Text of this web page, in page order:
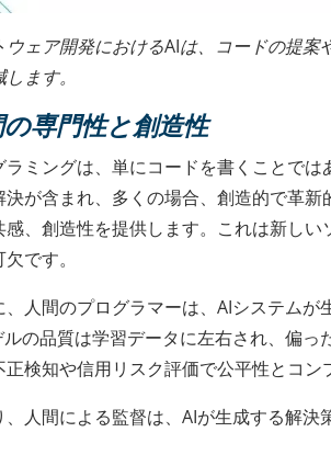
ウェア開発におけるAIは、コードの提
ます。
専門性と創造性
ラミングは、単にコードを書くことで
決が含まれ、多くの場合、創造的で革
感、創造性を提供します。これは新し
です。
、人間のプログラマーは、AIシステム
ルの品質は学習データに左右され、偏
正検知や信用リスク評価で公平性とコ
、人間による監督は、AIが生成する解